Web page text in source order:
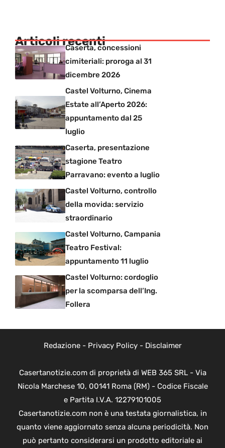
Articoli recenti
Caserta, concessioni
cimiteriali: proroga al 31
dicembre 2026
Castel Volturno, Cinema
Estate all’Aperto 2026:
appuntamento dal 25
luglio
Caserta, presentazione
stagione Teatro
Parravano: evento a luglio
Castel Volturno, controllo
della movida: servizio
straordinario
Castel Volturno, Campania
Teatro Festival:
appuntamento 11 luglio
Castel Volturno: cordoglio
per la scomparsa dell’Ing.
Follera
Redazione- Privacy Policy- Disclaimer
Casertanotizie.com di proprietà di WEB 365 SRL - Via
Nicola Marchese 10, 00141 Roma (RM) - Codice Fiscale
e Partita I.V.A. 12279101005
Casertanotizie.com non è una testata giornalistica, in
quanto viene aggiornato senza alcuna periodicità. Non
può pertanto considerarsi un prodotto editoriale ai